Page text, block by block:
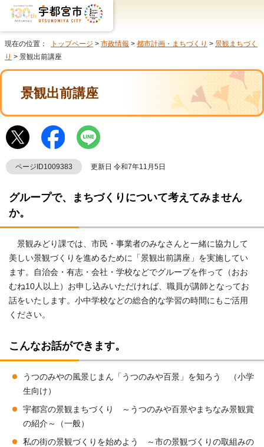
現在の位置： トップページ > 市政情報 > 都市計画・まちづくり > 景観まちづく
り > 景観出前講座
景観出前講座
ページID1009383 更新日 令和7年11月5日
グループで、まちづくりについて考えてみません
か。
景観みどり課では、市民・事業者のみなさんと一緒に協力して
美しい景観づくりを進めるために「景観出前講座」を実施してい
ます。自治会・有志・会社・学校などでグループを作って（おお
むね10人以上）お申し込みいただければ、職員が講師となってお
話をいたします。小中学校などの総合的な学習の時間にもご活用
ください。
こんなお話ができます。
うつのみやの風景じまん「うつのみや百景」を知ろう （小学
生向け）
宇都宮の景観まちづくり ～うつのみや百景やまちなみ景観賞
の紹介～（一般）
私の街の景観づくりを始めよう ～市の景観づくりの取組みの